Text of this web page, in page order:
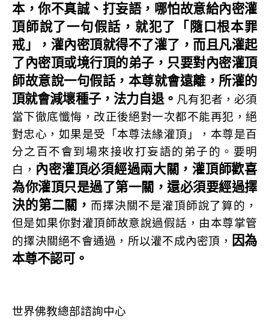
本，你不真誠、打妄語，哪怕故意給內密灌
頂師說了一句假話，就犯了「隨口根本罪
戒」，灌內密頂就得不了灌了，而且凡灌起
了內密頂或境行頂的弟子，只要對內密灌頂
師故意說一句假話，本尊就會遠離，所灌的
頂就會減壞種子，法力自退。 凡有犯者，必須
當下徹底懺悔，改正後絕對一次都不能再犯，絕
對忠心，如果是受「本尊法緣灌頂」，本尊是百
分之百不會到場來接收打妄語的弟子的。要明
白， 內密灌頂必須經過兩大關，灌頂師歡喜
為你灌頂只是過了第一關，還必須要經過擇
決的第二關， 而擇決關不是灌頂師說了算的，
但是如果你對灌頂師故意說過假話，由本尊掌管
的擇決關絕不會通過，所以灌不成內密頂， 因為
本尊不認可。
世界佛教總部諮詢中心